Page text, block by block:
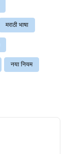
मराठी भाषा
नया नियम